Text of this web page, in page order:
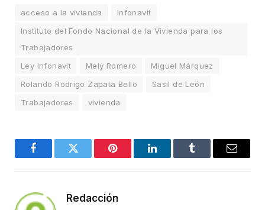
acceso a la vivienda
Infonavit
Instituto del Fondo Nacional de la Vivienda para los
Trabajadores
Ley Infonavit
Mely Romero
Miguel Márquez
Rolando Rodrigo Zapata Bello
Sasil de León
Trabajadores
vivienda
FacebookTwitter Pinterest LinkedInTumblr Email
Redacción